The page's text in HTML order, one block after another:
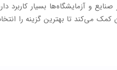
و آزمایشگاه‌ها بسیار کاربرد
می‌کند تا بهترین گزینه را